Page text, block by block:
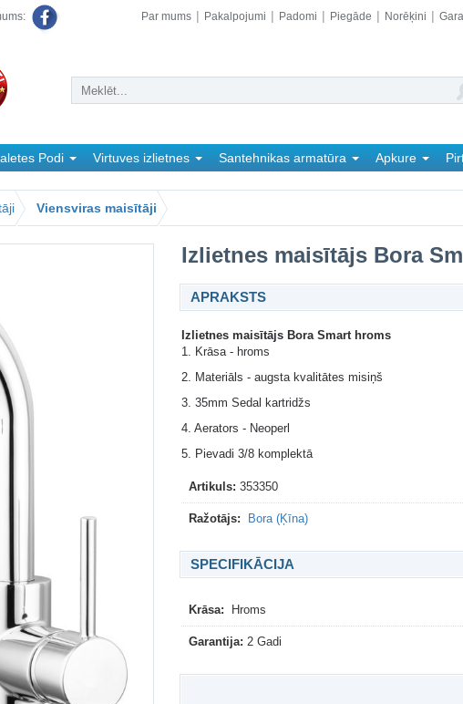
Par mums Pakalpojumi Padomi Piegāde Norēķini
Podi Virtuves izlietnes Santehnikas armatūra Apkure
Viensviras maisītāji
Izlietnes maisītājs Bora
APRAKSTS
Izlietnes maisītājs Bora Smart hroms
1. Krāsa - hroms
2. Materiāls - augsta kvalitātes misiņš
3. 35mm Sedal kartridžs
4. Aerators - Neoperl
5. Pievadi 3/8 komplektā
Artikuls: 353350
Ražotājs: Bora (Ķīna)
SPECIFIKĀCIJA
Krāsa: Hroms
Garantija: 2 Gadi